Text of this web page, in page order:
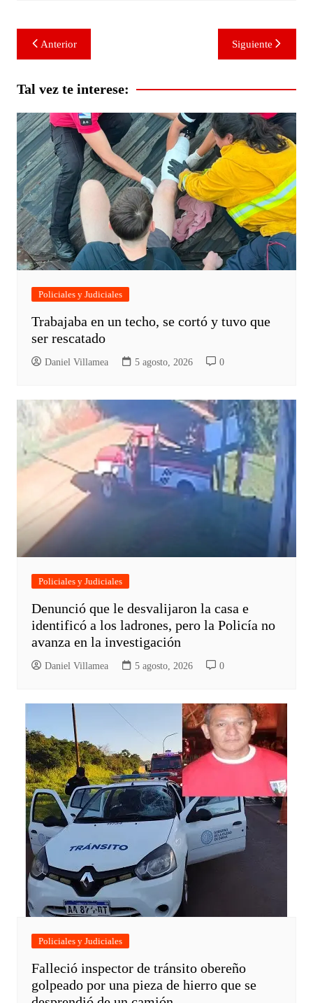
Navegación
de
entradas
Anterior Siguiente
Tal vez te interese:
Policiales y Judiciales
Trabajaba en un techo, se cortó y tuvo que
ser rescatado
Daniel Villamea 5 agosto, 2026 0
Policiales y Judiciales
Denunció que le desvalijaron la casa e
identificó a los ladrones, pero la Policía no
avanza en la investigación
Daniel Villamea 5 agosto, 2026 0
Policiales y Judiciales
Falleció inspector de tránsito obereño
golpeado por una pieza de hierro que se